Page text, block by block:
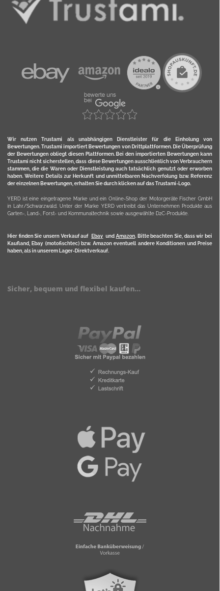
Wir nutzen Trustami als unabhängigen Dienstleister für die Einholung von
Bewertungen. Trustami importiert Bewertungen von Drittplattformen. Die Überprüfung
der Bewertungen obliegt diesen Plattformen. Bei den importierten Bewertungen kann
Trustami nicht sicherstellen, dass diese Bewertungen ausschließlich von Verbrauchern
stammen, die die Waren oder Dienstleistung auch tatsächlich genutzt oder erworben
haben. Weitere Details zur Herkunft und unmittelbaren Nachverfolung bzw. Referenz
der einzelnen Bewertungen, erhalten Sie durch klicken auf das Trustami-Logo.
YERD ist eine eingetragene Marke und ein Online-Shop der Motorgeräte Fischer GmbH
in Lahr/Schwarzwald. Unter der Marke YERD vertreibt das Unternehmen Produkte aus
Garten-, Land-, Forst- und Kommunaltechnik sowie ausgewählte D2C-Produkte.
Hier finden Sie unsern Verkauf auf Ebayund Amazon. Bitte beachten Sie, dass wir bei
Kaufland, Ebay (motofischtec) bzw. Amazon eventuell andere Konditionen und Preise
haben, als in unserem Lager-Direktverkauf.
Sicher, bequem und flexibel kaufen...